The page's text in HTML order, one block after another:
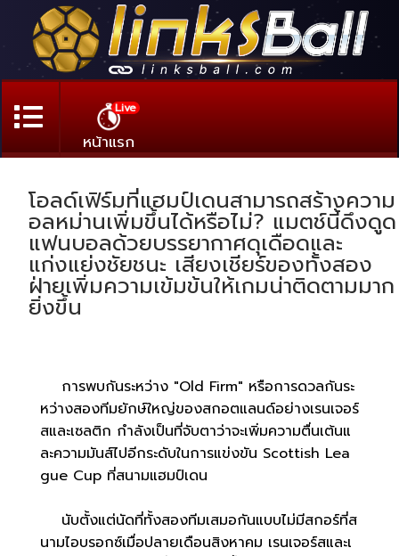
Live
หน้าแรก
โอลด์เฟิร์มที่แฮมป์เดนสามารถสร้างความ
อลหม่านเพิ่มขึ้นได้หรือไม่? แมตช์นี้ดึงดูด
แฟนบอลด้วยบรรยากาศดุเดือดและ
แก่งแย่งชัยชนะ เสียงเชียร์ของทั้งสอง
ฝ่ายเพิ่มความเข้มข้นให้เกมน่าติดตามมาก
ยิ่งขึ้น
การพบกันระหว่าง "Old Firm" หรือการดวลกันระ
หว่างสองทีมยักษ์ใหญ่ของสกอตแลนด์อย่างเรนเจอร์
สและเซลติก กำลังเป็นที่จับตาว่าจะเพิ่มความตื่นเต้นแ
ละความมันส์ไปอีกระดับในการแข่งขัน Scottish Lea
gue Cup ที่สนามแฮมป์เดน
นับตั้งแต่นัดที่ทั้งสองทีมเสมอกันแบบไม่มีสกอร์ที่ส
นามไอบรอกซ์เมื่อปลายเดือนสิงหาคม เรนเจอร์สและเ